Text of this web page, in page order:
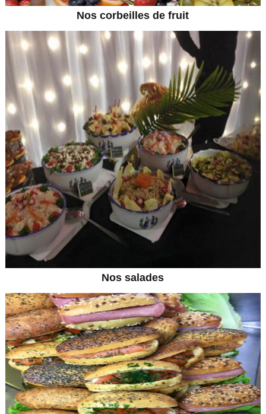
Nos corbeilles de fruit
Nos salades